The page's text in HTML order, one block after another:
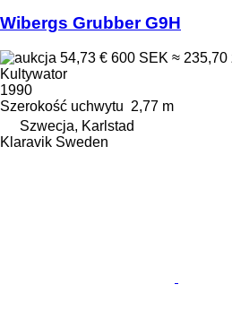
Wibergs Grubber G9H
54,73 € 600 SEK ≈ 235,70
Kultywator
1990
Szerokość uchwytu 2,77 m
Szwecja, Karlstad
Klaravik Sweden